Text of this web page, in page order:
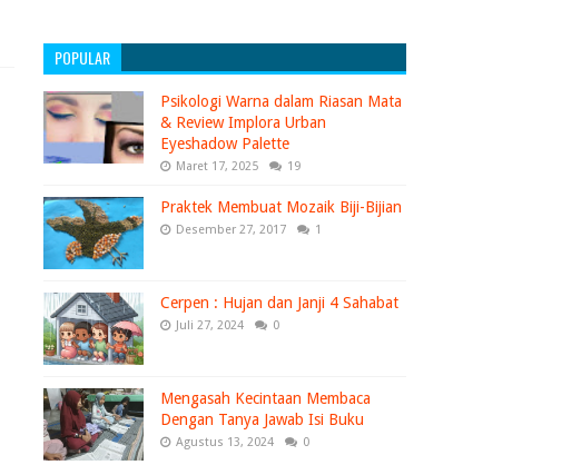
POPULAR
Psikologi Warna dalam Riasan Mata
& Review Implora Urban
Eyeshadow Palette
Maret 17, 2025 19
Praktek Membuat Mozaik Biji-Bijian
Desember 27, 2017 1
Cerpen : Hujan dan Janji 4 Sahabat
Juli 27, 2024 0
Mengasah Kecintaan Membaca
Dengan Tanya Jawab Isi Buku
Agustus 13, 2024 0